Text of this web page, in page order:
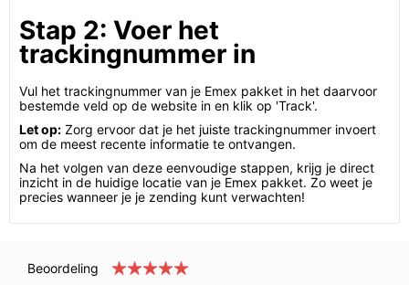
Stap 2: Voer het
trackingnummer in
Vul het trackingnummer van je Emex pakket in het daarvoor
bestemde veld op de website in en klik op 'Track'.
Let op: Zorg ervoor dat je het juiste trackingnummer invoert
om de meest recente informatie te ontvangen.
Na het volgen van deze eenvoudige stappen, krijg je direct
inzicht in de huidige locatie van je Emex pakket. Zo weet je
precies wanneer je je zending kunt verwachten!
Beoordeling